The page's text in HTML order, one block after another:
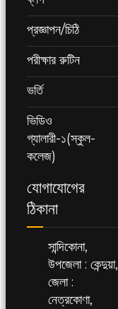
প্রজ্ঞাপন/চিঠি
পরীক্ষার রুটিন
ভর্তি
ভিডিও
গ্যালারী-১(স্কুল-
কলেজ)
যোগাযোগের
ঠিকানা
সান্দিকোনা,
উপজেলা : কেন্দুয়া,
জেলা :
নেত্রকোণা,